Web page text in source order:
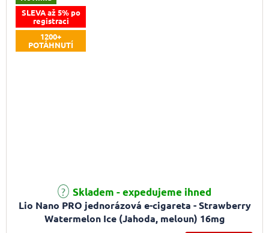
SLEVA až 5% po
registraci
1200+
POTÁHNUTÍ
Lio Nano PRO jednorázová e-cigareta - Strawberry
Watermelon Ice (Jahoda, meloun) 16mg
Skladem - expedujeme ihned